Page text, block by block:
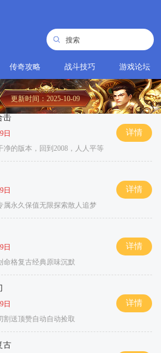
传奇攻略 战斗技巧 游戏论坛
更新时间：2025-10-09
击
日
净的版本，回到2008，人人平等
详情
日
属永久保值无限探索散人追梦
详情
日
命格复古经典原味沉默
详情
日
割送顶赞自动自动捡取
详情
古